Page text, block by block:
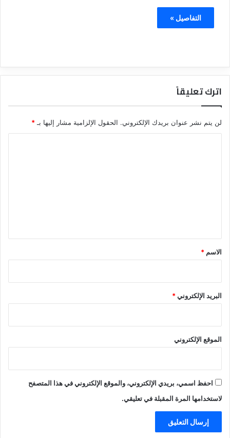
التفاصيل »
اترك تعليقاً
لن يتم نشر عنوان بريدك الإلكتروني. الحقول الإلزامية مشار إليها بـ *
*
الاسم *
البريد الإلكتروني*
الموقع الإلكتروني
احفظ اسمي، بريدي الإلكتروني، والموقع الإلكتروني في هذا المتصفح
لاستخدامها المرة المقبلة في تعليقي.